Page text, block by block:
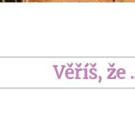
Věříš, že